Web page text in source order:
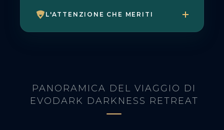
L'ATTENZIONE CHE MERITI
PANORAMICA DEL VIAGGIO DI
EVODARK DARKNESS RETREAT